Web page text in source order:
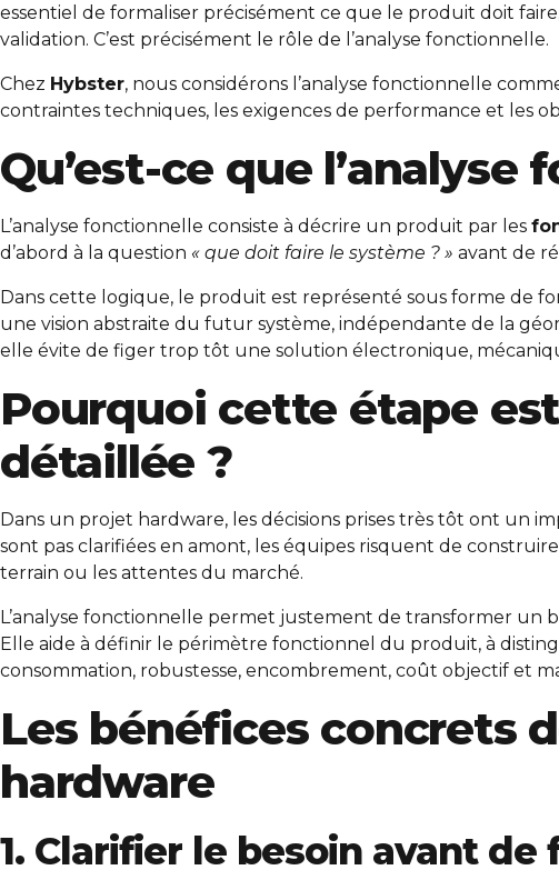
essentiel de formaliser précisément ce que le produit doit
validation. C’est précisément le rôle de l’analyse fonctionnelle.
Chez Hybster, nous considérons l’analyse fonctionnelle
contraintes techniques, les exigences de performance et les
Qu’est-ce que
L’analyse fonctionnelle consiste à décrire un produit par les
d’abord à la question « que doit faire le système ? » avant de
Dans cette logique, le produit est représenté sous forme de
une vision abstraite du futur système, indépendante de la
elle évite de figer trop tôt une solution électronique,
Pourquoi cette étape
détaillée ?
Dans un projet hardware, les décisions prises très tôt ont un
sont pas clarifiées en amont, les équipes risquent de
terrain ou les attentes du marché.
L’analyse fonctionnelle permet justement de transformer un
Elle aide à définir le périmètre fonctionnel du produit, à
consommation, robustesse, encombrement, coût objectif et
Les bénéfices concrets
hardware
1. Clarifier le besoin avant